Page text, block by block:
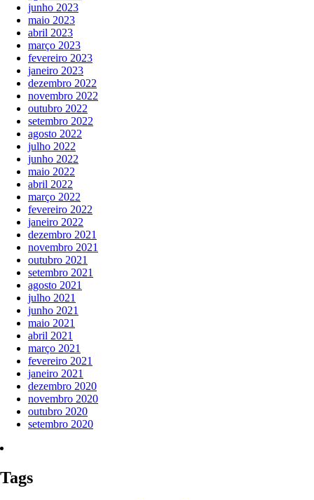
junho 2023
maio 2023
abril 2023
março 2023
fevereiro 2023
janeiro 2023
dezembro 2022
novembro 2022
outubro 2022
setembro 2022
agosto 2022
julho 2022
junho 2022
maio 2022
abril 2022
março 2022
fevereiro 2022
janeiro 2022
dezembro 2021
novembro 2021
outubro 2021
setembro 2021
agosto 2021
julho 2021
junho 2021
maio 2021
abril 2021
março 2021
fevereiro 2021
janeiro 2021
dezembro 2020
novembro 2020
outubro 2020
setembro 2020
Tags